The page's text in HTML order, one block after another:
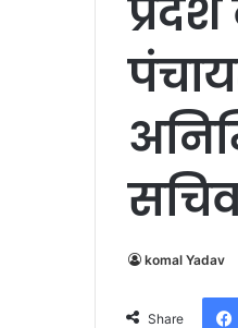
komal Yadav
Share